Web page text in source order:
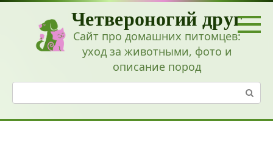
Перейти
Четвероногий друг
Сайт про домашних питомцев:
уход за животными, фото и
описание пород
Поиск: